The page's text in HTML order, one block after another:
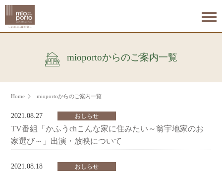
mioportoからのご案内一覧
Home mioportoからのご案内一覧
2021.08.27 おしらせ
TV番組「かふうchこんな家に住みたい～翁宇地家のお
家選び～」出演・放映について
2021.08.18 おしらせ